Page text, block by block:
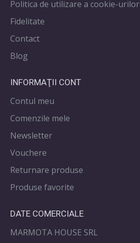
Dragostea învinge
O mare surpriză
Politica de utilizare a cookie-urilor
Fidelitate
Contact
Blog
INFORMAŢII CONT
Contul meu
Comenzile mele
Newsletter
Vouchere
Returnare produse
Produse favorite
DATE COMERCIALE
MARMOTA HOUSE SRL